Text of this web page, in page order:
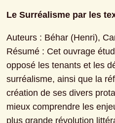
Le Surréalisme par les
Auteurs : Béhar (Henri),
Résumé : Cet ouvrage
opposé les tenants et les
surréalisme, ainsi que la
création de ses divers
mieux comprendre les
plus grande révolution